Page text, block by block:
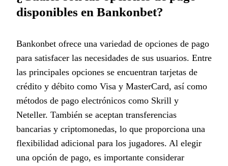
disponibles en Bankonbet?
Bankonbet ofrece una variedad de opciones de pago
para satisfacer las necesidades de sus usuarios. Entre
las principales opciones se encuentran tarjetas de
crédito y débito como Visa y MasterCard, así como
métodos de pago electrónicos como Skrill y
Neteller. También se aceptan transferencias
bancarias y criptomonedas, lo que proporciona una
flexibilidad adicional para los jugadores. Al elegir
una opción de pago, es importante considerar